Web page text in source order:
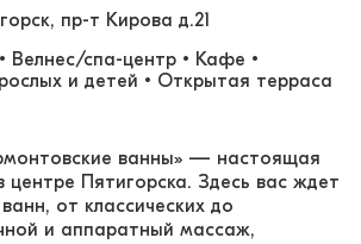
пр-т Кирова д.21
Велнес/спа-центр • Кафе •
и детей • Открытая терраса
ванны» — настоящая
центре Пятигорска. Здесь вас ждет
от классических до
и аппаратный массаж,